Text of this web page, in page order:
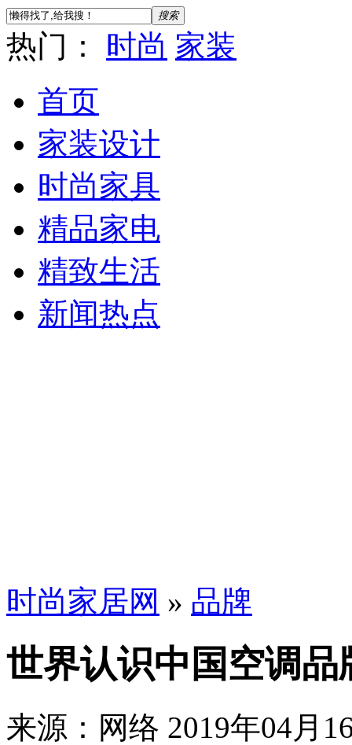
搜索
热门： 时尚 家装
首页
家装设计
时尚家具
精品家电
精致生活
新闻热点
时尚家居网 » 品牌
世界认识中国空调品
来源：网络 2019年04月